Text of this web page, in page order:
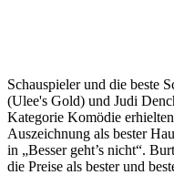
Schauspieler und die beste
(Ulee's Gold) und Judi
Kategorie Komödie
Auszeichnung als bester
in „Besser geht’s nicht“.
die Preise als bester und